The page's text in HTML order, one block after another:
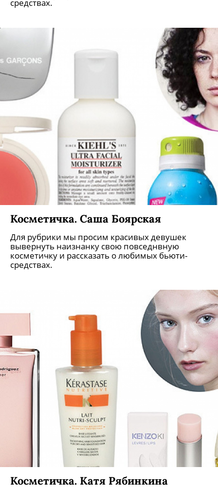
средствах.
Косметичка. Саша Боярская
Для рубрики мы просим красивых девушек
вывернуть наизнанку свою повседнвную
косметичку и рассказать о любимых бьюти-
средствах.
Косметичка. Катя Рябинкина